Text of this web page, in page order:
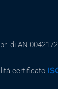
di AN
certificato